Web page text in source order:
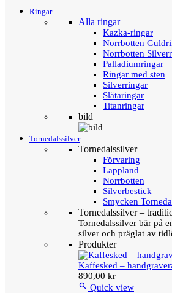
Ringar
Alla ringar
Kazka-ringar
Norrbotten
Norrbotten
Palladiumringar
Ringar med sten
Silverringar
Slätaringar
Titanringar
bild
Tornedalssilver
Tornedalssilver
Förvaring
Lappland
Norrbotten
Silverbestick
Smycken
Tornedalssilver –
Tornedalssilver bär på
silver och präglat av
Produkter
Kaffesked –
890,00 kr
 Quick view